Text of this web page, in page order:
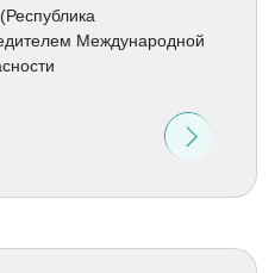
Международной